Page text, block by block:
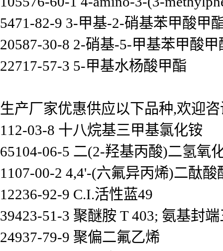
5471-82-9 3-甲基-2-硝基苯甲酸甲
20587-30-8 2-硝基-5-甲基苯甲酸甲
22717-57-3 5-甲基水杨酸甲酯
生产厂家优惠供应以下品种,欢迎
112-03-8 十八烷基三甲基氯化铵
65104-06-5 二(2-羟基丙酸)二氢氧
1107-00-2 4,4'-(六氟异丙烯)二酞酸
12236-92-9 C.I.活性蓝49
39423-51-3 聚醚胺 T 403; 氨基封
24937-79-9 聚偏二氟乙烯